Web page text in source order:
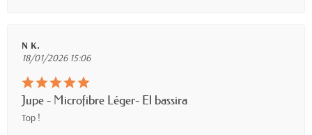
N K.
18/01/2026 15:06
Jupe - Microfibre Léger- El bassira
Top !